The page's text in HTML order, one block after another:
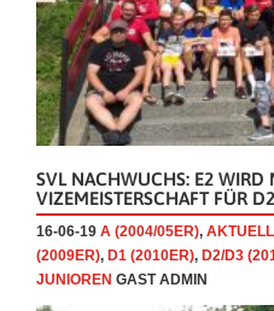
SVL NACHWUCHS: E2 WIRD
VIZEMEISTERSCHAFT FÜR
16-06-19 A (2004/05ER), AKTUELL
(2009ER), D1 (2010ER), D2/D3
JUNIOREN GAST ADMIN